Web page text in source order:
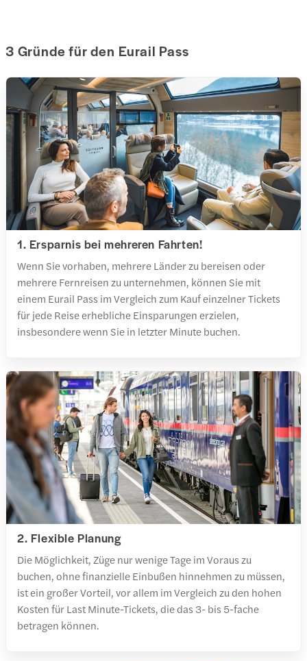
3 Gründe für den Eurail Pass
1. Ersparnis bei mehreren Fahrten!
Wenn Sie vorhaben, mehrere Länder zu bereisen oder
mehrere Fernreisen zu unternehmen, können Sie mit
einem Eurail Pass im Vergleich zum Kauf einzelner Tickets
für jede Reise erhebliche Einsparungen erzielen,
insbesondere wenn Sie in letzter Minute buchen.
2. Flexible Planung
Die Möglichkeit, Züge nur wenige Tage im Voraus zu
buchen, ohne finanzielle Einbußen hinnehmen zu müssen,
ist ein großer Vorteil, vor allem im Vergleich zu den hohen
Kosten für Last Minute-Tickets, die das 3- bis 5-fache
betragen können.